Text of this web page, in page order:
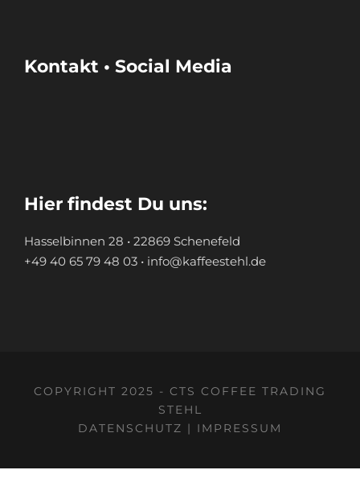
Kontakt • Social Media
Hier findest Du uns:
Hasselbinnen 28 • 22869 Schenefeld
+49 40 65 79 48 03 • info@kaffeestehl.de
COPYRIGHT 2025 - CTS COFFEE TRADING
STEHL
DATENSCHUTZ | IMPRESSUM